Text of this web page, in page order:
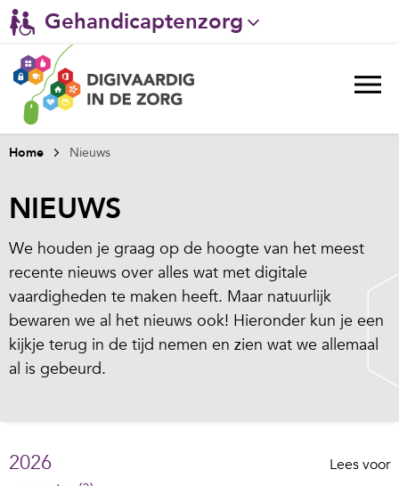
Gehandicaptenzorg
Verpleeghuiszorg & Zorg thuis
Ggz
Ziekenhuizen
Huisartsenzorg
Welzijn / sociaal werk
Home Nieuws
NIEUWS
We houden je graag op de hoogte van het meest
recente nieuws over alles wat met digitale
vaardigheden te maken heeft. Maar natuurlijk
bewaren we al het nieuws ook! Hieronder kun je een
kijkje terug in de tijd nemen en zien wat we allemaal
al is gebeurd.
Lees voor
2026